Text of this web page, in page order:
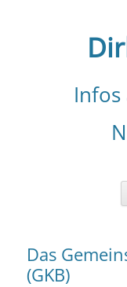
Infos
Das
(GKB)